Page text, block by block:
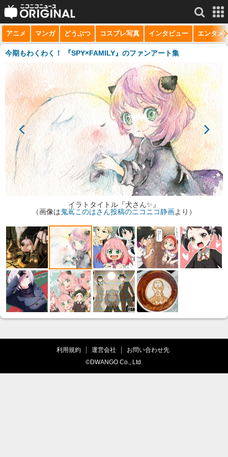
サービス一覧 もっと見る
niconico
動画
生放送
ニュース
チャンネル
マンガ
ニコニコQ
アニメ マンガ どうぶつ コスプレ写真 インタビュー エンタメ
今期もわくわく！ 『SPY×FAMILY』のファンアート集
2 / 9
イラトタイトル『犬さん✨』
（画像は鬼嶌このはさん投稿のニコニコ静画より）
利用規約 運営会社
お問い合わせ先
©DWANGO Co., Ltd.